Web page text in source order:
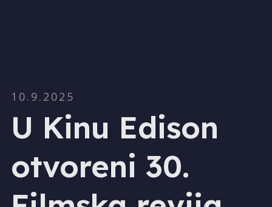
10.9.2025
U Kinu Edison
otvoreni 30.